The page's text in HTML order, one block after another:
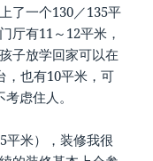
了一个130／135平
厅有11～12平米，
子放学回家可以在
，也有10平米，可
虑住人。
平米），装修我很